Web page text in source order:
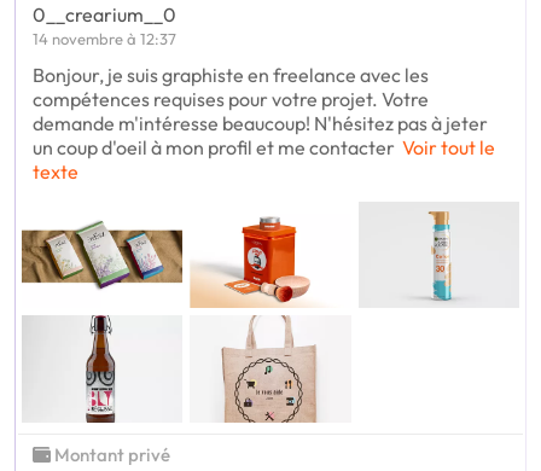
0__crearium__0
14 novembre à 12:37
Bonjour, je suis graphiste en freelance avec les
compétences requises pour votre projet. Votre
demande m'intéresse beaucoup! N'hésitez pas à jeter
un coup d'oeil à mon profil et me contacter Voir tout le
texte
Montant privé